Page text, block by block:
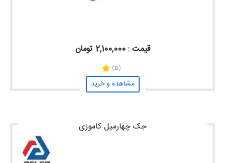
قیمت : 2,100,000 تومان
(5)
مشاهده و خرید
جک چهارمیل کاموزی